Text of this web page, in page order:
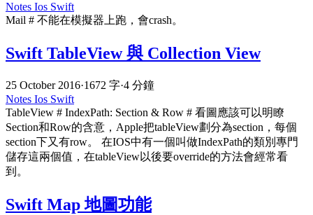
Notes Ios Swift
Mail # 不能在模擬器上跑，會crash。
Swift TableView 與 Collection View
25 October 2016·1672 字·4 分鐘
Notes Ios Swift
TableView # IndexPath: Section & Row # 看圖應該可以明瞭
Section和Row的含意，Apple把tableView劃分為section，每個
section下又有row。 在IOS中有一個叫做IndexPath的類別專門
儲存這兩個值，在tableView以後要override的方法會經常看
到。
Swift Map 地圖功能